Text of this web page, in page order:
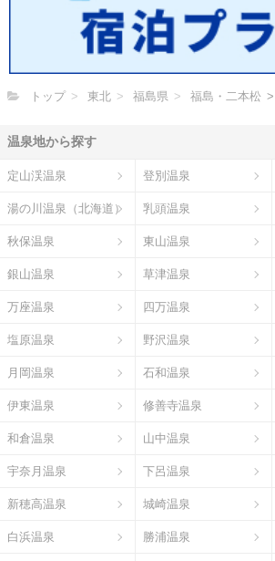
トップ 東北 福島県 福島・二本松
温泉地から探す
定山渓温泉 登別温泉
湯の川温泉（北海道） 乳頭温泉
秋保温泉 東山温泉
銀山温泉 草津温泉
万座温泉 四万温泉
塩原温泉 野沢温泉
月岡温泉 石和温泉
伊東温泉 修善寺温泉
和倉温泉 山中温泉
宇奈月温泉 下呂温泉
新穂高温泉 城崎温泉
白浜温泉 勝浦温泉